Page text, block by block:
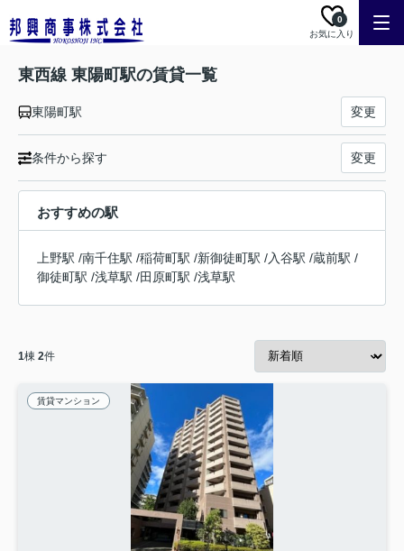
お気に入り
0
東西線 東陽町駅の賃貸一覧
東陽町駅 変更
条件から探す 変更
おすすめの駅
上野駅 /南千住駅 /稲荷町駅 /新御徒町駅 /入谷駅 /蔵前駅 /
御徒町駅 /浅草駅 /田原町駅 /浅草駅
1棟 2件
賃貸マンション